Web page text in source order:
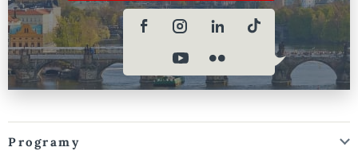
Programy